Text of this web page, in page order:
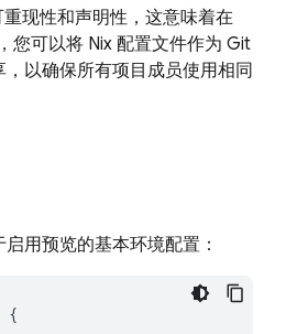
现性和声明性，这意味着在
您可以将 Nix 配置文件作为 Git
以确保所有项目成员使用相同
用预览的基本环境配置：
{